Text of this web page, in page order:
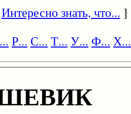
Интересно знать, что... ]
Р... С... Т... У... Ф... Х...